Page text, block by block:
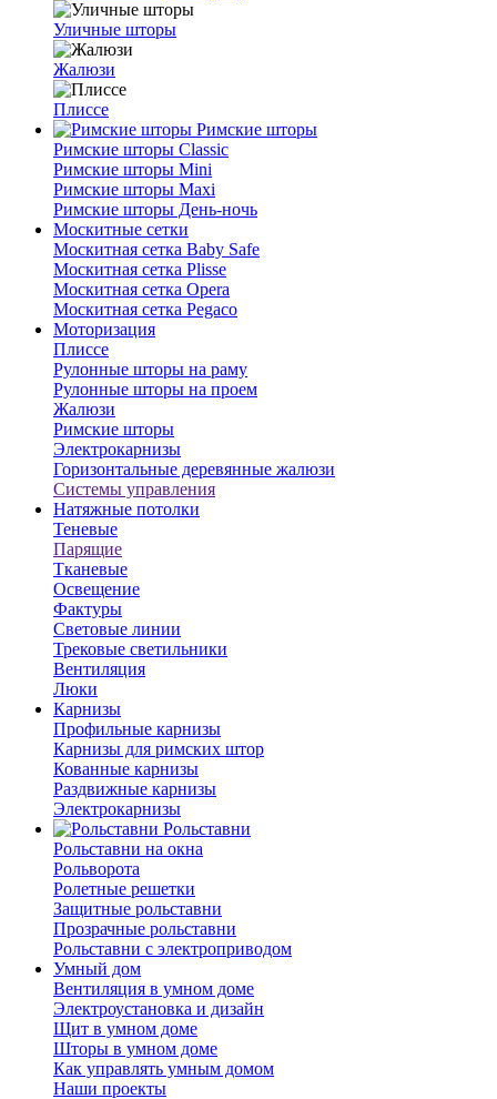
Уличные шторы
Жалюзи
Плиссе
Римские шторы
Римские шторы Classic
⁠Римские шторы Mini
Римские шторы Maxi
Римские шторы День-ночь
Москитные сетки
Москитная сетка Baby Safe
Москитная сетка Plisse
⁠Москитная сетка Opera
⁠Москитная сетка Pegaco
Моторизация
Плиссе
Рулонные шторы на раму
Рулонные шторы на проем
Жалюзи
Римские шторы
Электрокарнизы
Горизонтальные деревянные жалюзи
Системы управления
Натяжные потолки
Теневые
Парящие
Тканевые
Освещение
Фактуры
Световые линии
Трековые светильники
Вентиляция
Люки
Карнизы
Профильные карнизы
Карнизы для римских штор
Кованные карнизы
Раздвижные карнизы
Электрокарнизы
Рольставни
Рольставни на окна
⁠Рольворота
Ролетные решетки
⁠Защитные рольставни
⁠Прозрачные рольставни
Рольставни с электроприводом
Умный дом
Вентиляция в умном доме
⁠Электроустановка и дизайн
Щит в умном доме
⁠Шторы в умном доме
⁠Как управлять умным домом
⁠Наши проекты